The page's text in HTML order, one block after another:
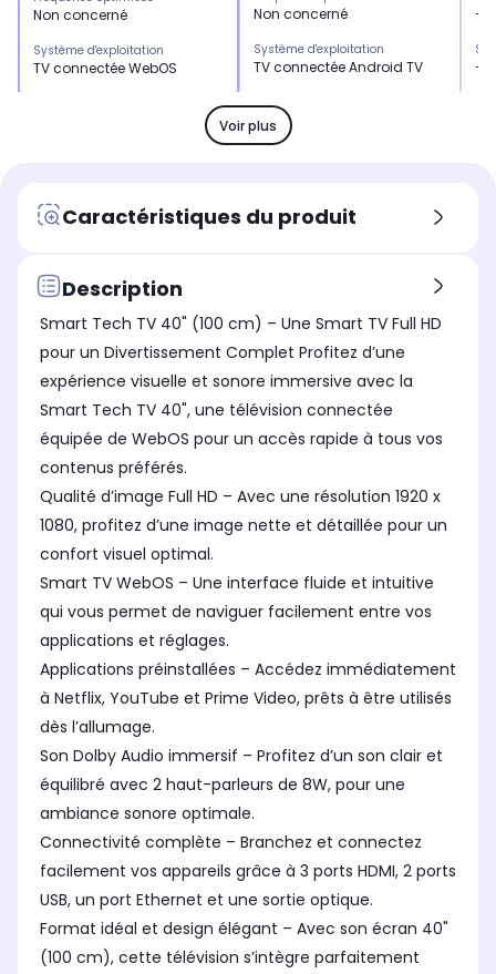
Non concerné
Système d'exploitation
TV connectée WebOS
Position du pied
Pied central
Smart TV 40" Full HD
Puissance
16 Watts
LG ThinQ, Google Assistant
et Alexa
Xbox Game Pass
Non
Non concerné
Système d'exploitation
TV connectée Android TV
USB
x2
Position du pied
Pieds sur les côtés
Puissance
16 Watts
-
Xbox Game Pass
-
-
Voir plus
Caractéristiques du produit
Description
Smart Tech TV 40" (100 cm) – Une Smart TV Full HD
pour un Divertissement Complet Profitez d’une
expérience visuelle et sonore immersive avec la
Smart Tech TV 40", une télévision connectée
équipée de WebOS pour un accès rapide à tous vos
contenus préférés.
Qualité d’image Full HD – Avec une résolution 1920 x
1080, profitez d’une image nette et détaillée pour un
confort visuel optimal.
Smart TV WebOS – Une interface fluide et intuitive
qui vous permet de naviguer facilement entre vos
applications et réglages.
Applications préinstallées – Accédez immédiatement
à Netflix, YouTube et Prime Video, prêts à être utilisés
dès l’allumage.
Son Dolby Audio immersif – Profitez d’un son clair et
équilibré avec 2 haut-parleurs de 8W, pour une
ambiance sonore optimale.
Connectivité complète – Branchez et connectez
facilement vos appareils grâce à 3 ports HDMI, 2 ports
USB, un port Ethernet et une sortie optique.
Format idéal et design élégant – Avec son écran 40"
(100 cm), cette télévision s’intègre parfaitement